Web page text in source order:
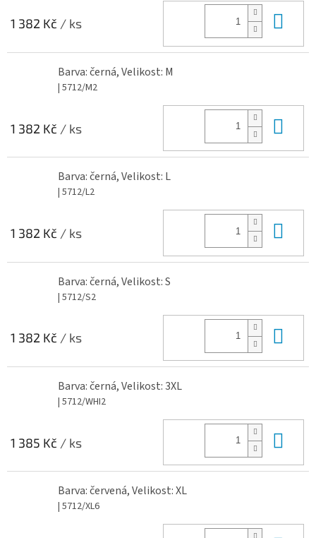
1 382 Kč / ks
Barva: černá, Velikost: M
| 5712/M2
1 382 Kč / ks
Barva: černá, Velikost: L
| 5712/L2
1 382 Kč / ks
Barva: černá, Velikost: S
| 5712/S2
1 382 Kč / ks
Barva: černá, Velikost: 3XL
| 5712/WHI2
1 385 Kč / ks
Barva: červená, Velikost: XL
| 5712/XL6